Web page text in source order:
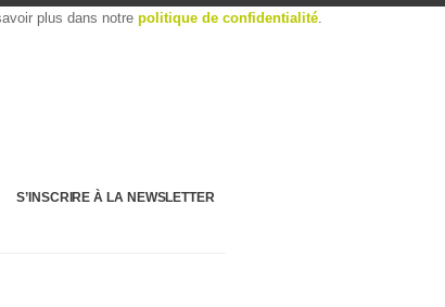
plus dans notre politique de confidentialité.
S’INSCRIRE À LA NEWSLETTER